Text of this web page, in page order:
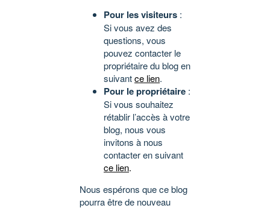
Pour les visiteurs :
Si vous avez des
questions, vous
pouvez contacter le
propriétaire du blog en
suivantce lien.
Pour le propriétaire :
Si vous souhaitez
rétablir l’accès à votre
blog, nous vous
invitons à nous
contacter en suivant
ce lien.
Nous espérons que ce blog
pourra être de nouveau